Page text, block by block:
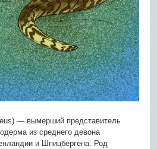
— вымерший представитель
из среднего девона
и Шпицбергена. Род